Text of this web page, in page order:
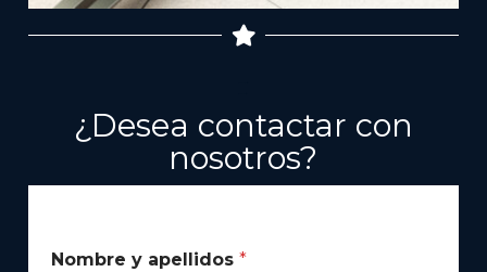
¿Desea contactar con
nosotros?
Nombre y apellidos*